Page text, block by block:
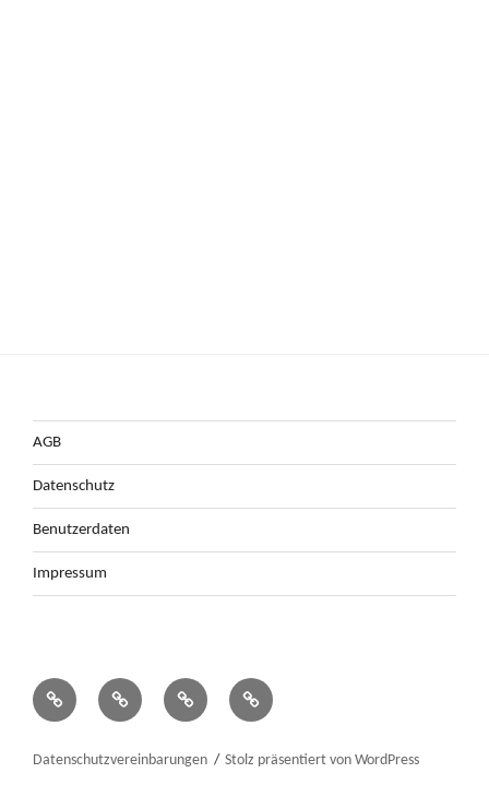
AGB
Datenschutz
Benutzerdaten
Impressum
AGB DatenschutzBenutzerdatenImpressum
Datenschutzvereinbarungen Stolz präsentiert von WordPress